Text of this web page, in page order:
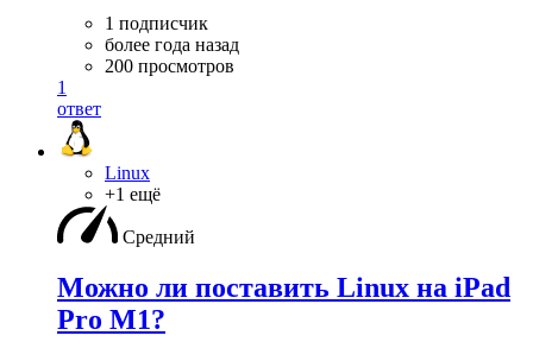
1 подписчик
более года назад
200 просмотров
1
ответ
Linux
+1 ещё
Средний
Можно ли поставить Linux на iPad
Pro M1?